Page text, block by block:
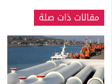
مقالات ذات صلة